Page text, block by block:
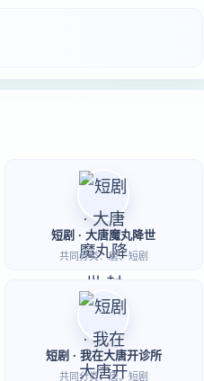
短剧 · 大唐魔丸降世
共同分类：唐、短剧
短剧 · 我在大唐开诊所
共同分类：唐、短剧